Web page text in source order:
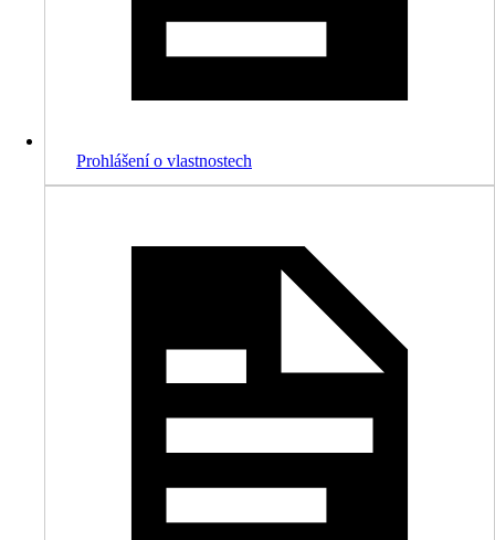
Prohlášení o vlastnostech